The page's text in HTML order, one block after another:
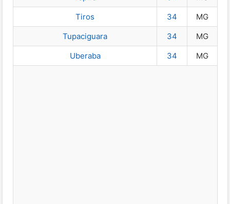
Tiros
34
MG
Tupaciguara
34
MG
Uberaba
34 MG